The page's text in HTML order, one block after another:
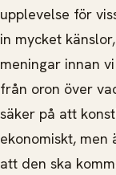
upplevelse för
in mycket
meningar innan
från oron över
säker på att
ekonomiskt, men
att den ska